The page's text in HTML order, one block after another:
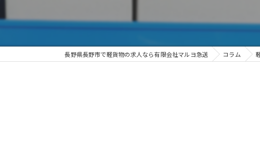
長野県長野市で軽貨物の求人なら有限会社マルヨ急送 コラム